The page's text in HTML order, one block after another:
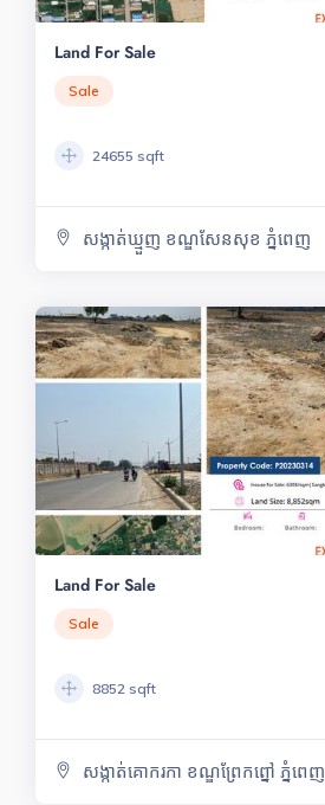
Land For Sale
Sale
24655 sqft
សង្កាត់ឃ្មួញ ខណ្ឌសែនសុខ ភ្នំពេញ
Land For Sale
Sale
8852 sqft
សង្កាត់គោករកា ខណ្ឌព្រែកព្នៅ ភ្នំពេញ